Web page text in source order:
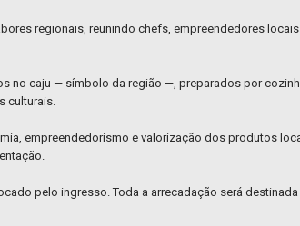
regionais, reunindo chefs, empreendedores
no caju — símbolo da região —, preparados por
culturais.
empreendedorismo e valorização dos produtos
pelo ingresso. Toda a arrecadação será